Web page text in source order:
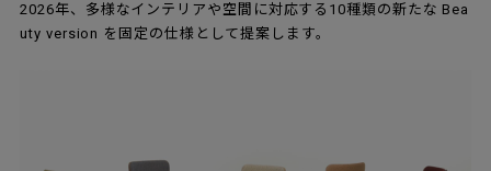
2026年、多様なインテリアや空間に対応する10種類の新たな Bea
uty version を固定の仕様として提案します。